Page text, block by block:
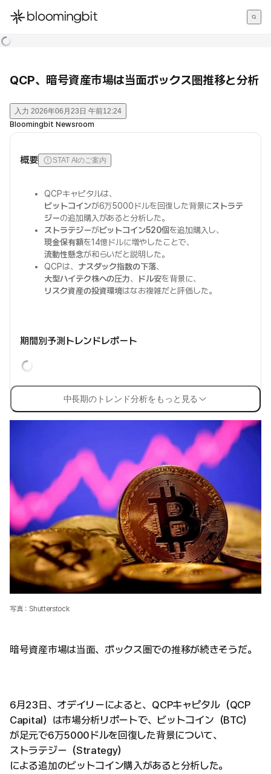
한국어
QCP、暗号資産市場は当面ボックス圏推移と分析
入力 2026年06月23日 午前12:24
Bloomingbit Newsroom
概要 STAT AIのご案内
QCPキャピタルは、
ビットコインが6万5000ドルを回復した背景にストラテ
ジーの追加購入があると分析した。
ストラテジーがビットコイン520個を追加購入し、
現金保有額を14億ドルに増やしたことで、
流動性懸念が和らいだと説明した。
QCPは、 ナスダック指数の下落、
大型ハイテク株への圧力、 ドル安を背景に、
リスク資産の投資環境はなお複雑だと評価した。
期間別予測トレンドレポート
中長期のトレンド分析をもっと見る
写真：Shutterstock
暗号資産市場は当面、ボックス圏での推移が続きそうだ。
6月23日、オデイリーによると、QCPキャピタル（QCP
Capital）は市場分析リポートで、ビットコイン（BTC）
が足元で6万5000ドルを回復した背景について、
ストラテジー（Strategy）
による追加のビットコイン購入があると分析した。